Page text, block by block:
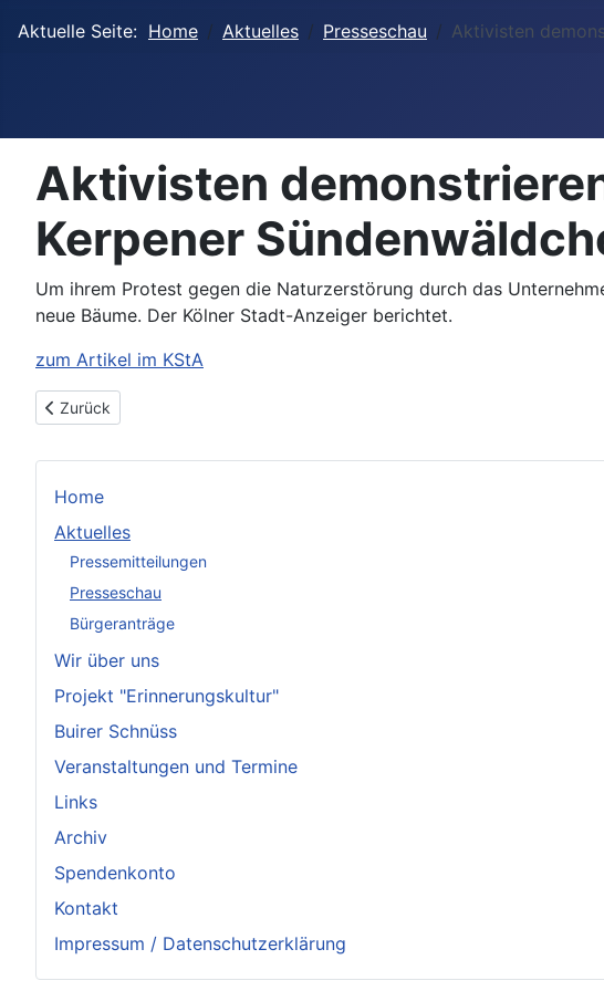
Aktuelle Seite: Home Aktuelles Presseschau Aktivisten
Home
Aktuelles
Pressemitteilungen
Presseschau
Bürgeranträge
Wir über uns
Projekt "Erinnerungskultur"
Buirer Schnüss
Veranstaltungen und Termine
Links
Archiv
Spendenkonto
Kontakt
Impressum / Datenschutzerklärung
Aktivisten
Kerpener
Um ihrem Protest gegen die Naturzerstörung durch das
neue Bäume. Der Kölner Stadt-Anzeiger berichtet.
zum Artikel im KStA
Vorheriger Beitrag: Rechtsgutachten zu Tagebau-Seen: RWE muss für
Zurück